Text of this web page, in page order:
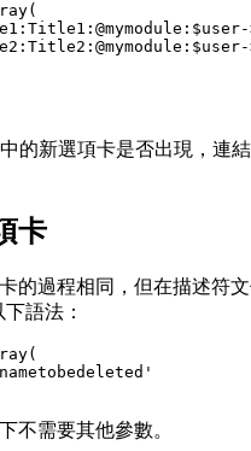
(
的新選項卡是否出現，連
卡
的過程相同，但在描述符文
語法：
(
不需要其他參數。